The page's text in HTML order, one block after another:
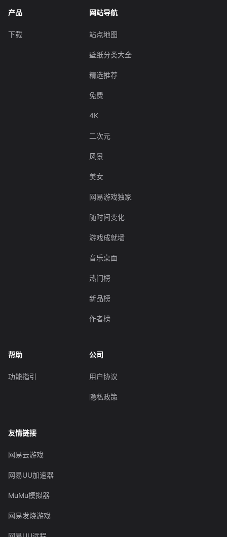
产品
下载
网站导航
站点地图
壁纸分类大全
精选推荐
免费
4K
二次元
风景
美女
网易游戏独家
随时间变化
游戏成就墙
音乐桌面
热门榜
新品榜
作者榜
帮助
功能指引
公司
用户协议
隐私政策
友情链接
网易云游戏
网易UU加速器
MuMu模拟器
网易发烧游戏